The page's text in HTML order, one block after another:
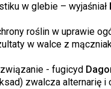
w glebie – wyjaśniał
roślin w uprawie
w walce z
- fugicyd
zwalcza alternarię